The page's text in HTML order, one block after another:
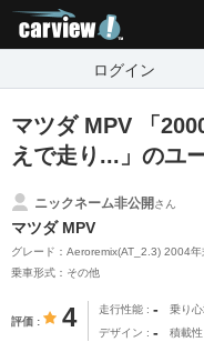
ログイン
マツダ MPV 「
えで走り...」のユ
ニックネーム非公開さん
マツダ MPV
グレード：Aeroremix(AT_2.3) 2004年
乗車形式：その他
評価 4 走行性能 - 乗り
デザイン - 積載性